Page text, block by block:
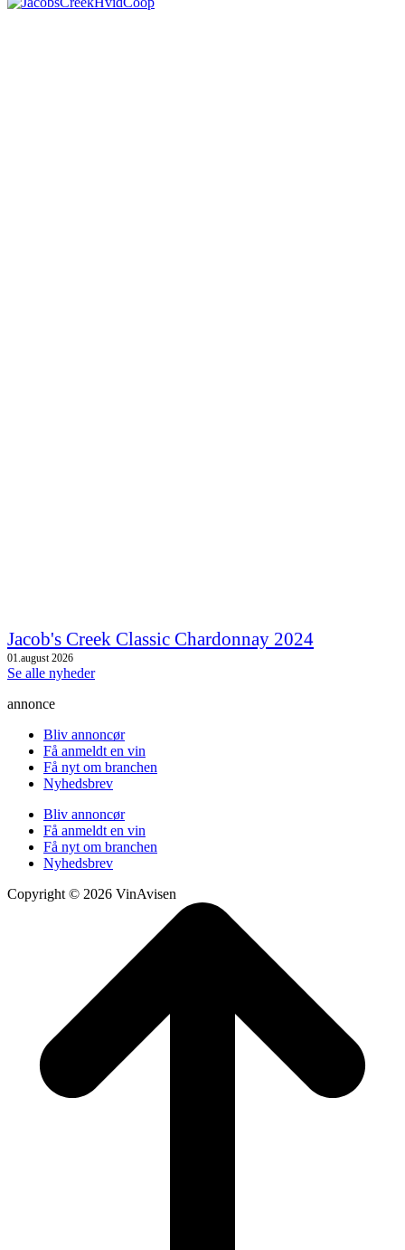
Jacob's Creek Classic Chardonnay 2024
01.august 2026
Se alle nyheder
annonce
Bliv annoncør
Få anmeldt en vin
Få nyt om branchen
Nyhedsbrev
Bliv annoncør
Få anmeldt en vin
Få nyt om branchen
Nyhedsbrev
Copyright © 2026 VinAvisen